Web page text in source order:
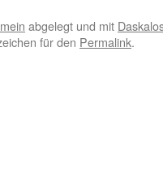
abgelegt und mit
für den Permalink.